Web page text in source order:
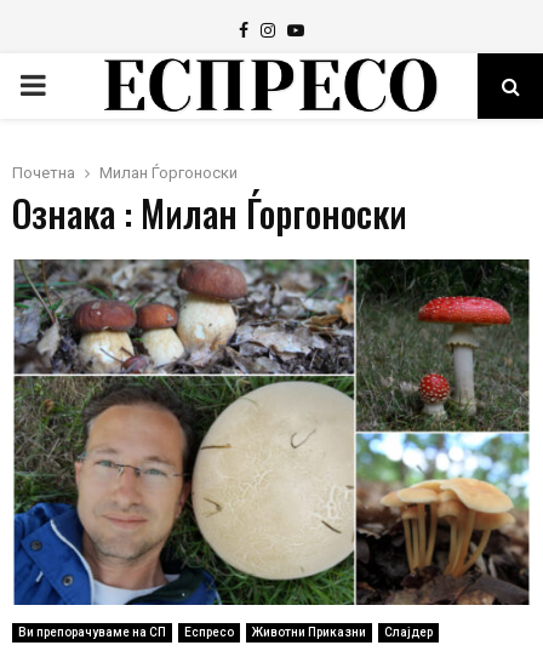
Facebook
Instagram
Youtube
PRIMARY
Почетна Милан Ѓоргоноски
Ознака : Милан Ѓоргоноски
Ви препорачуваме на СП Еспресо Животни Приказни Слајдер